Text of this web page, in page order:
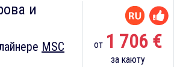
и
MSC
от 1 706 €
за каюту